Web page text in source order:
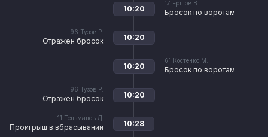
17 Ершов В.
Бросок по воротам
10:20
96 Тузов Р.
Отражен бросок 10:20
61 Костенко М.
Бросок по воротам
10:20
96 Тузов Р.
Отражен бросок 10:20
11 Тельманов Д.
Проигрыш в вбрасывании 10:28